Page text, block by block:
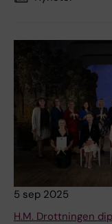
5 sep 2025
H.M. Drottningen